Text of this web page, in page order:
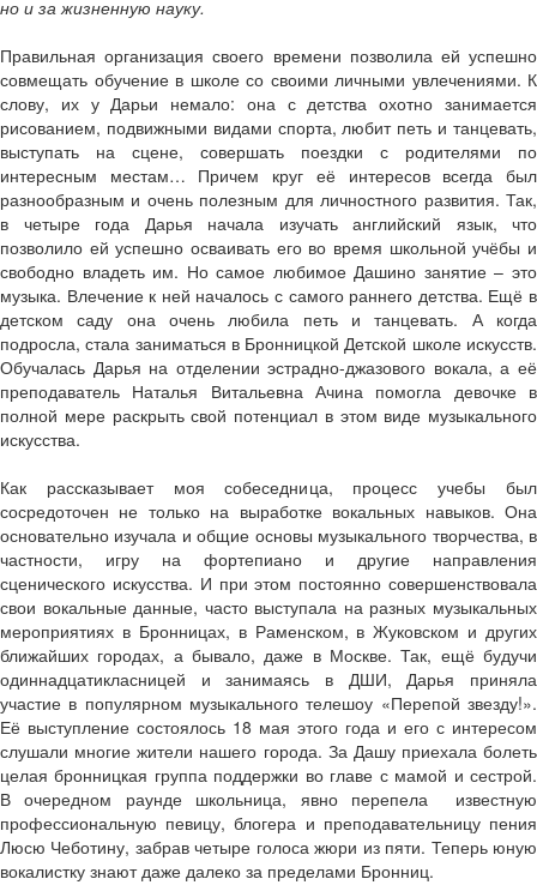
но и за жизненную науку.
Правильная организация своего времени позволила ей успешно
совмещать обучение в школе со своими личными увлечениями. К
слову, их у Дарьи немало: она с детства охотно занимается
рисованием, подвижными видами спорта, любит петь и танцевать,
выступать на сцене, совершать поездки с родителями по
интересным местам… Причем круг её интересов всегда был
разнообразным и очень полезным для личностного развития. Так,
в четыре года Дарья начала изучать английский язык, что
позволило ей успешно осваивать его во время школьной учёбы и
свободно владеть им. Но самое любимое Дашино занятие – это
музыка. Влечение к ней началось с самого раннего детства. Ещё в
детском саду она очень любила петь и танцевать. А когда
подросла, стала заниматься в Бронницкой Детской школе искусств.
Обучалась Дарья на отделении эстрадно-джазового вокала, а её
преподаватель Наталья Витальевна Ачина помогла девочке в
полной мере раскрыть свой потенциал в этом виде музыкального
искусства.
Как рассказывает моя собеседница, процесс учебы был
сосредоточен не только на выработке вокальных навыков. Она
основательно изучала и общие основы музыкального творчества, в
частности, игру на фортепиано и другие направления
сценического искусства. И при этом постоянно совершенствовала
свои вокальные данные, часто выступала на разных музыкальных
мероприятиях в Бронницах, в Раменском, в Жуковском и других
ближайших городах, а бывало, даже в Москве. Так, ещё будучи
одиннадцатикласницей и занимаясь в ДШИ, Дарья приняла
участие в популярном музыкального телешоу «Перепой звезду!».
Её выступление состоялось 18 мая этого года и его с интересом
слушали многие жители нашего города. За Дашу приехала болеть
целая бронницкая группа поддержки во главе с мамой и сестрой.
В очередном раунде школьница, явно перепела известную
профессиональную певицу, блогера и преподавательницу пения
Люсю Чеботину, забрав четыре голоса жюри из пяти. Теперь юную
вокалистку знают даже далеко за пределами Бронниц.